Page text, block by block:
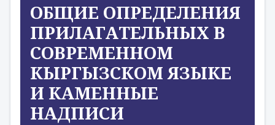
ОБЩИЕ ОПРЕДЕЛЕНИЯ
ПРИЛАГАТЕЛЬНЫХ В
СОВРЕМЕННОМ
КЫРГЫЗСКОМ ЯЗЫКЕ
И КАМЕННЫЕ
НАДПИСИ